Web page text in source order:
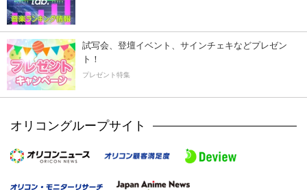
試写会、登壇イベント、サインチェキなどプレゼン
ト！
プレゼント特集
オリコングループサイト